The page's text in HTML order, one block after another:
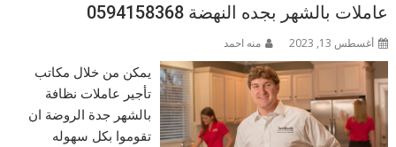
عاملات بالشهر بجده النهضة 0594158368
أغسطس 13, 2023 منه احمد
يمكن من خلال مكاتب
تأجير عاملات نظافة
بالشهر جدة الروضة ان
تقوموا بكل سهوله